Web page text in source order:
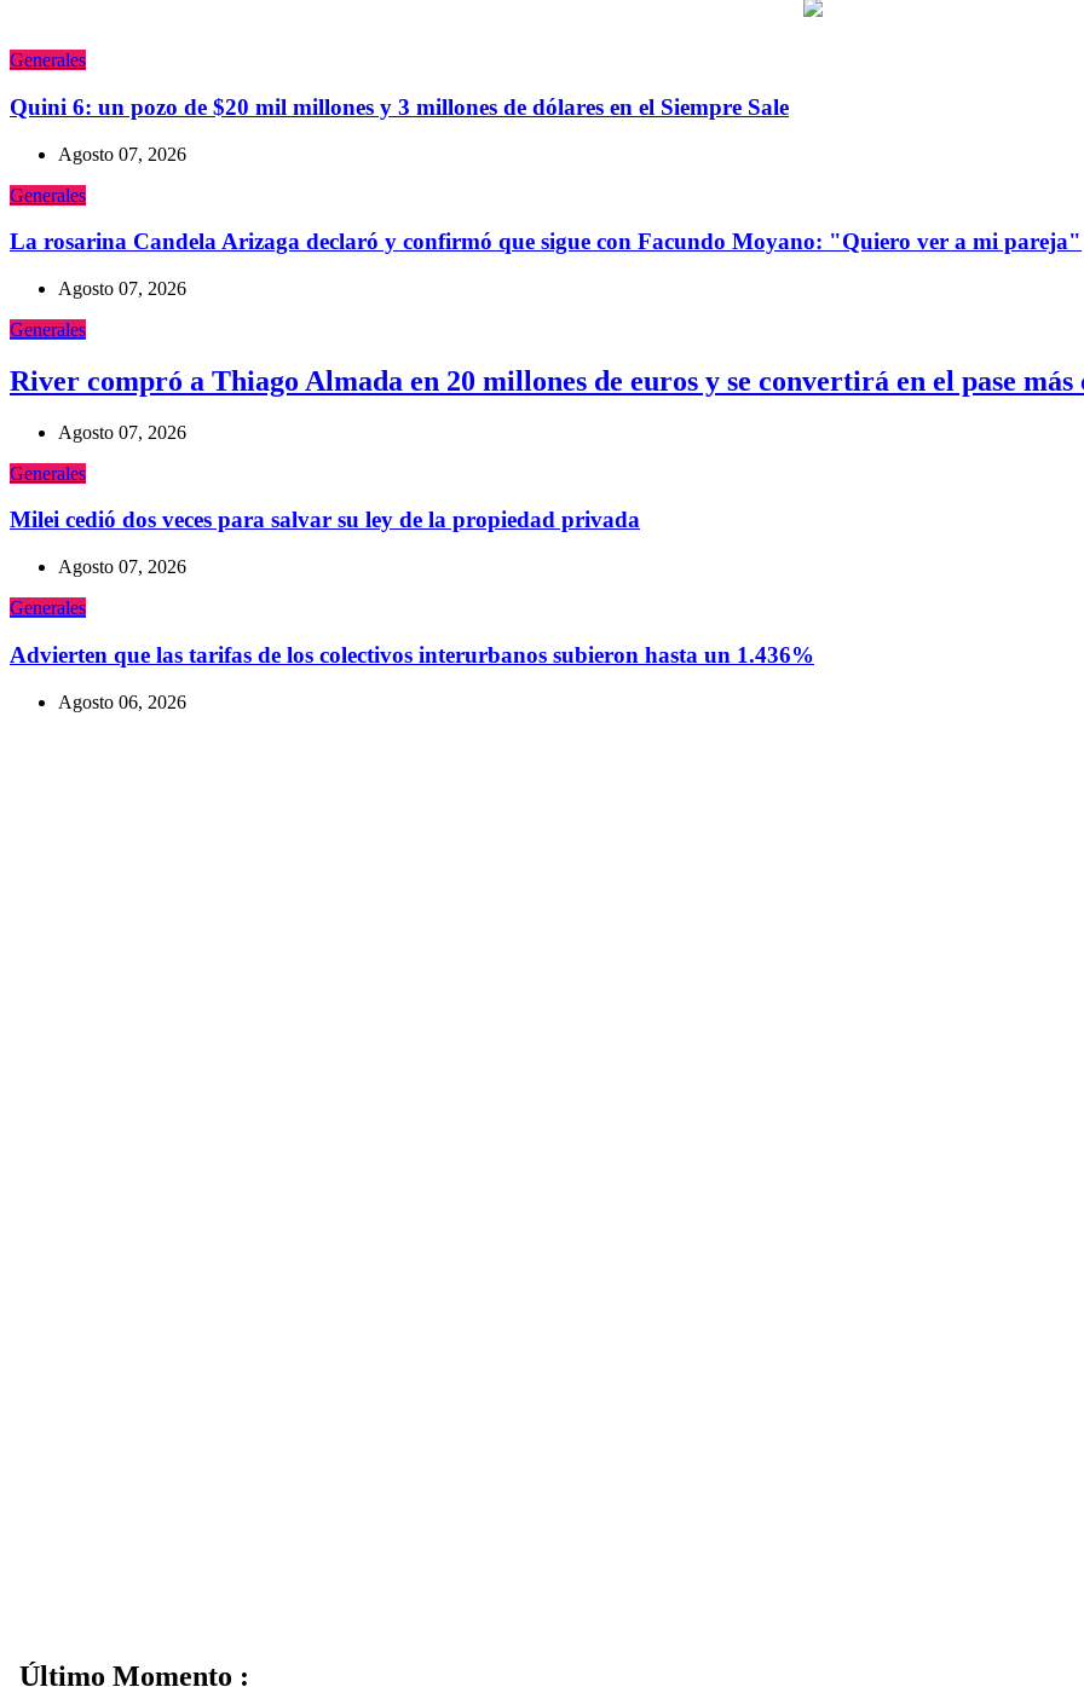
Generales
Quini 6: un pozo de $20 mil millones y 3 millones de dólares en el Siempre Sale
Agosto 07, 2026
Generales
La rosarina Candela Arizaga declaró y confirmó que sigue con Facundo Moyano: "Quiero ver a mi pareja"
Agosto 07, 2026
Generales
River compró a Thiago Almada en 20 millones de euros y se convertirá en el pase
Agosto 07, 2026
Generales
Milei cedió dos veces para salvar su ley de la propiedad privada
Agosto 07, 2026
Generales
Advierten que las tarifas de los colectivos interurbanos subieron hasta un 1.436%
Agosto 06, 2026